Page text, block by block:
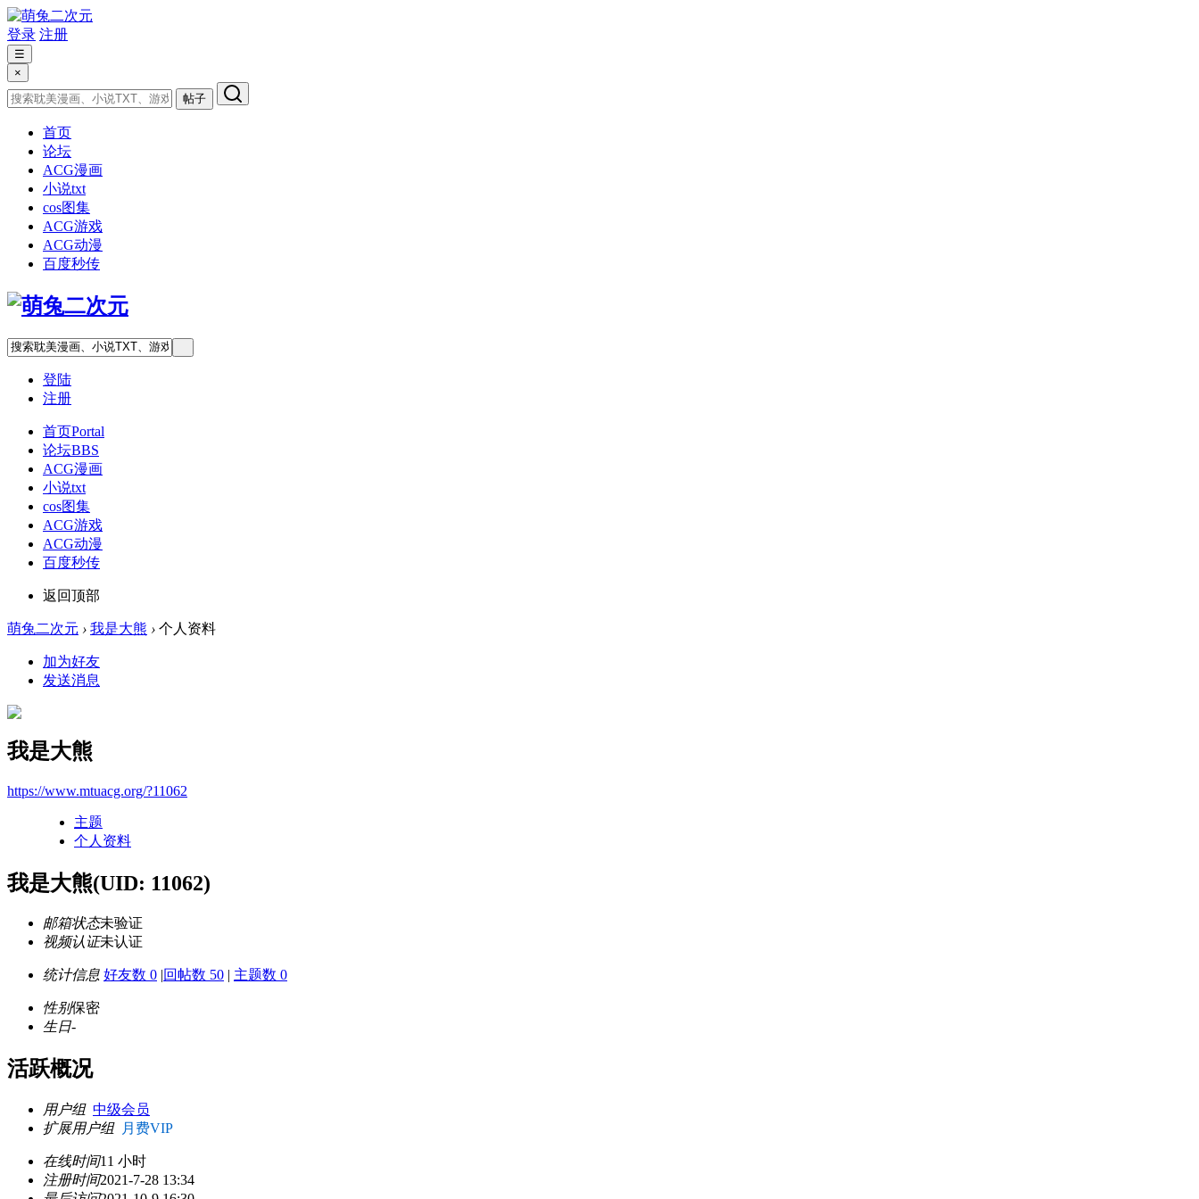
登录 注册
☰
×
帖子
首页
论坛
ACG漫画
小说txt
cos图集
ACG游戏
ACG动漫
百度秒传
登陆
注册
首页Portal
论坛BBS
ACG漫画
小说txt
cos图集
ACG游戏
ACG动漫
百度秒传
返回顶部
萌兔二次元 › 我是大熊 › 个人资料
加为好友
发送消息
我是大熊
https://www.mtuacg.org/?11062
主题
个人资料
我是大熊(UID: 11062)
邮箱状态未验证
视频认证未认证
统计信息 好友数 0 |回帖数 50 | 主题数 0
性别保密
生日-
活跃概况
用户组 中级会员
扩展用户组 月费VIP
在线时间11 小时
注册时间2021-7-28 13:34